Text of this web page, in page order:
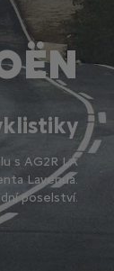
s AG2R LA
Lavenua.
poselství.